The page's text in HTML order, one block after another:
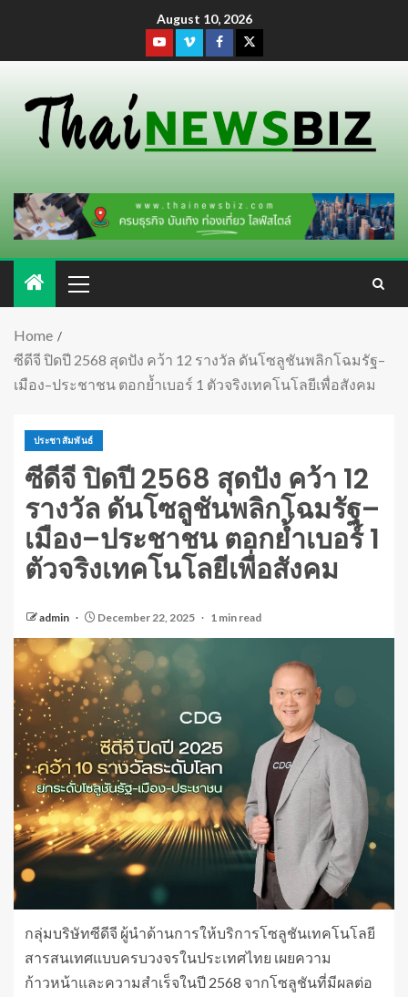
August 10, 2026
Home
ซีดีจี ปิดปี 2568 สุดปัง คว้า 12 รางวัล ดันโซลูชันพลิกโฉมรัฐ–
เมือง–ประชาชน ตอกย้ำเบอร์ 1 ตัวจริงเทคโนโลยีเพื่อสังคม
ประชาสัมพันธ์
ซีดีจี ปิดปี 2568 สุดปัง คว้า 12
รางวัล ดันโซลูชันพลิกโฉมรัฐ–
เมือง–ประชาชน ตอกย้ำเบอร์ 1
ตัวจริงเทคโนโลยีเพื่อสังคม
admin December 22, 2025 1 min read
กลุ่มบริษัทซีดีจี ผู้นำด้านการให้บริการโซลูชันเทคโนโลยี
สารสนเทศแบบครบวงจรในประเทศไทย เผยความ
ก้าวหน้าและความสำเร็จในปี 2568 จากโซลูชันที่มีผลต่อ